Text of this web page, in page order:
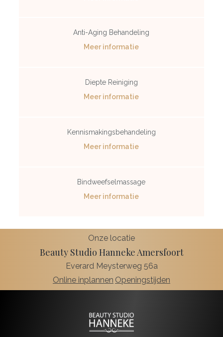
Anti-Aging Behandeling
Meer informatie
Diepte Reiniging
Meer informatie
Kennismakingsbehandeling
Meer informatie
Bindweefselmassage
Meer informatie
Onze locatie
Beauty Studio Hanneke Amersfoort
Everard Meysterweg 56a
Online inplannen Openingstijden